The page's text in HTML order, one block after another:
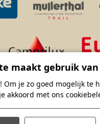
maakt gebruik
Om je zo goed mogelijk te
akkoord met ons